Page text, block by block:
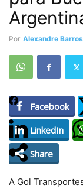
Por Alexandre
Facebook
LinkedIn
Share
A Gol